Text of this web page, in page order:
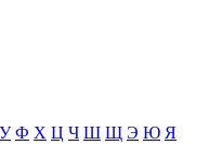
У Ф Х Ц Ч Ш Щ Э Ю Я